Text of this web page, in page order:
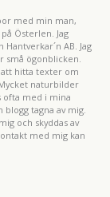
med min man,
Österlen. Jag
AB. Jag
små ögonblicken.
hitta texter om
naturbilder
ofta med i mina
tagna av mig.
och skyddas av
med mig kan